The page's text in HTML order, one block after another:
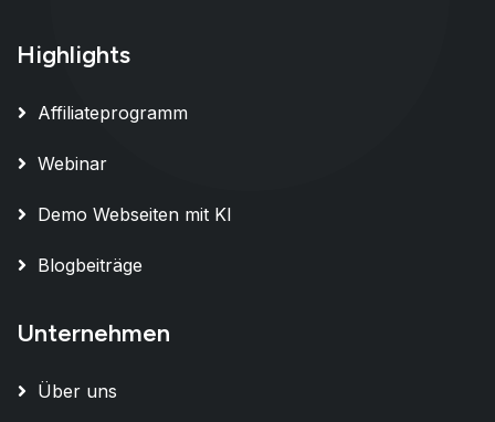
Highlights
Affiliateprogramm
Webinar
Demo Webseiten mit KI
Blogbeiträge
Unternehmen
Über uns